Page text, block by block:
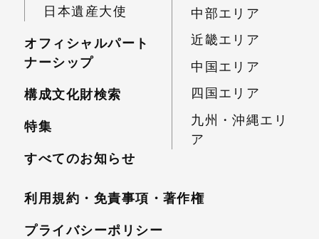
日本遺産大使
オフィシャルパート
ナーシップ
構成文化財検索
特集
すべてのお知らせ
中部エリア
近畿エリア
中国エリア
四国エリア
九州・沖縄エリ
ア
利用規約・免責事項・著作権
プライバシーポリシー